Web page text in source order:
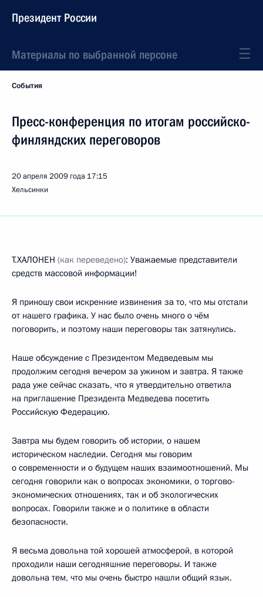
Президент России
Материалы по выбранной персоне
События
Пресс-конференция по итогам российско-
финляндских переговоров
20 апреля 2009 года 17:15
Хельсинки
Т.ХАЛОНЕН (как переведено): Уважаемые представители
средств массовой информации!
Я приношу свои искренние извинения за то, что мы отстали
от нашего графика. У нас было очень много о чём
поговорить, и поэтому наши переговоры так затянулись.
Наше обсуждение с Президентом Медведевым мы
продолжим сегодня вечером за ужином и завтра. Я также
рада уже сейчас сказать, что я утвердительно ответила
на приглашение Президента Медведева посетить
Российскую Федерацию.
Завтра мы будем говорить об истории, о нашем
историческом наследии. Сегодня мы говорим
о современности и о будущем наших взаимоотношений. Мы
сегодня говорили как о вопросах экономики, о торгово-
экономических отношениях, так и об экологических
вопросах. Говорили также и о политике в области
безопасности.
Я весьма довольна той хорошей атмосферой, в которой
проходили наши сегодняшние переговоры. И также
довольна тем, что мы очень быстро нашли общий язык.